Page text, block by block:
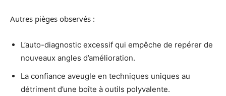
Autres pièges observés :
L’auto-diagnostic excessif qui empêche de repérer de
nouveaux angles d’amélioration.
La confiance aveugle en techniques uniques au
détriment d’une boîte à outils polyvalente.